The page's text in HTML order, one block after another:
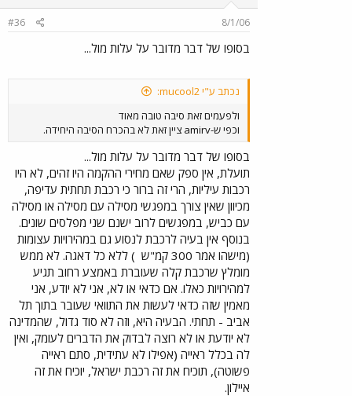
8/1/06
#36
בסופו של דבר מדובר על עלות מול...
נכתב ע"י mucool2:
ולפעמים זאת סיבה טובה מאוד
וכפי ש-amirv ציין זאת לא בהכרח הסיבה היחידה.
בסופו של דבר מדובר על עלות מול...
תועלת, אין ספק שאם מחירי ההקמה היו זהים, לא היו
רכבות עיליות, הרי זה ברור כי רכבת תחתית עדיפה,
מכיוון שאין צורך במפגשי מסילה עם מסילה או מסילה
עם כביש, במפגשים לרוב ישנם שני מפלסים שונים.
בנוסף אין בעיה לרכבת לנסוע גם במהירויות עצומות
(מישהו אמר 300 קמ"ש
) ללא כל דאגה. לא ממש
מומלץ שרכבת קלה שעוברת באמצע רחוב תגיע
למהירויות כאלו. אם כדאי או לא, אני לא יודע, אני
מאמין שזה כדאי לעשות את התוואי שעובר בתוך תל
אביב - תחתי. הבעיה היא, וזה לא סוד גדול, שהמדינה
לא יודעת או לא רוצה לבדוק את הדברים לעומק, ואין
לה בכלל ראייה (אפילו לא עתידית, סתם ראייה
פשוטה), תוכיח את זה רכבת ישראל, יוכיח את זה
איילון.